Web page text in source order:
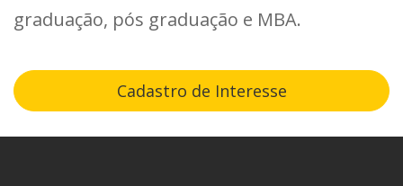
graduação, pós graduação e MBA.
Cadastro de Interesse